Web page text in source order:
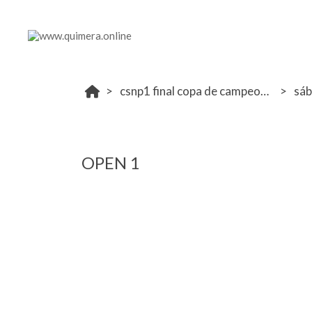
csnp1 final copa de campeones la moraleja 14- 15 octubre
OPEN 1